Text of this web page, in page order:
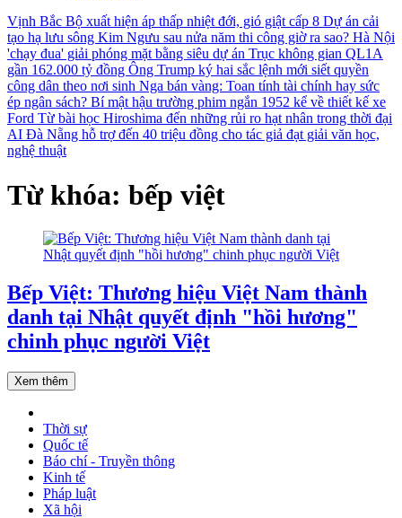
Vịnh Bắc Bộ xuất hiện áp thấp nhiệt đới, gió giật cấp 8 Dự án cải
tạo hạ lưu sông Kim Ngưu sau nửa năm thi công giờ ra sao? Hà Nội
'chạy đua' giải phóng mặt bằng siêu dự án Trục không gian QL1A
gần 162.000 tỷ đồng Ông Trump ký hai sắc lệnh mới siết quyền
công dân theo nơi sinh Nga bán vàng: Toan tính tài chính hay sức
ép ngân sách? Bí mật hậu trường phim ngắn 1952 kể về thiết kế xe
Ford Từ bài học Hiroshima đến những rủi ro hạt nhân trong thời đại
AI Đà Nẵng hỗ trợ đến 40 triệu đồng cho tác giả đạt giải văn học,
nghệ thuật
Từ khóa: bếp việt
Bếp Việt: Thương hiệu Việt Nam thành
danh tại Nhật quyết định "hồi hương"
chinh phục người Việt
Xem thêm
Thời sự
Quốc tế
Báo chí - Truyền thông
Kinh tế
Pháp luật
Xã hội